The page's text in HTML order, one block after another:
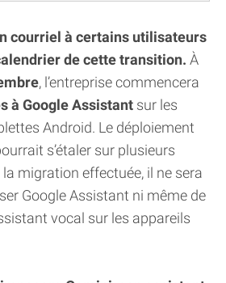
courriel à certains utilisateurs
de cette transition. À
, l’entreprise commencera
à Google Assistant sur les
Android. Le déploiement
s’étaler sur plusieurs
migration effectuée, il ne sera
Google Assistant ni même de
vocal sur les appareils